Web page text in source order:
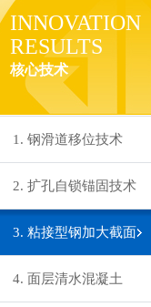
INNOVATION
RESULTS
核心技术
1. 钢滑道移位技术
2. 扩孔自锁锚固技术
3. 粘接型钢加大截面
4. 面层清水混凝土